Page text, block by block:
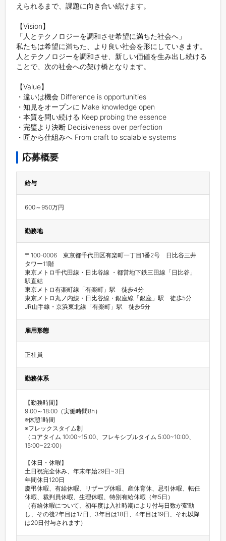
えられるまで、課題に向き合い続けます。
【Vision】
「人とテクノロジーを調和させ希望に満ちた社会へ」
私たちは希望に満ちた、より良い社会を形にしていきます。
人とテクノロジーを調和させ、新しい価値を生み出し続ける
ことで、次の社会への架け橋となります。
【Value】
・違いは機会 Difference is opportunities
・知見をオープンに Make knowledge open
・本質を問い続ける Keep probing the essence
・完璧より決断 Decisiveness over perfection
・匠から仕組みへ From craft to scalable systems
応募概要
給与
600～950万円
勤務地
〒100-0006　東京都千代田区有楽町一丁目1番2号　日比谷三井
タワー11階
東京メトロ千代田線・日比谷線 ・都営地下鉄三田線「日比谷」
駅直結
東京メトロ有楽町線「有楽町」駅　徒歩4分
東京メトロ丸ノ内線・日比谷線・銀座線「銀座」駅　徒歩5分
JR山手線・京浜東北線「有楽町」駅　徒歩5分
雇用形態
正社員
勤務体系
【勤務時間】
9:00～18:00（実働時間8h）
※休憩1時間
※フレックスタイム制
（コアタイム 10:00~15:00、フレキシブルタイム 5:00~10:00、
15:00~22:00）
【休⽇・休暇】
⼟⽇祝完全休み、年末年始29日~3日
年間休⽇120⽇
慶弔休暇、有給休暇、リザーブ休暇、産休育休、忌引休暇、転任
休暇、裁判員休暇、生理休暇、特別有給休暇（年5日）
（有給休暇について、初年度は入社時期により付与日数が変動
し、その後2年目は17日、3年目は18日、4年目は19日、それ以降
は20日付与されます）